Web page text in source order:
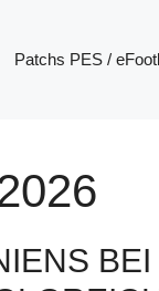
Patchs PES /